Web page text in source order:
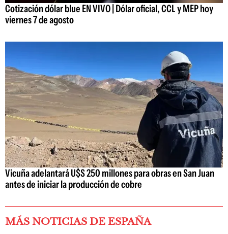
Cotización dólar blue EN VIVO | Dólar oficial, CCL y MEP hoy
viernes 7 de agosto
Vicuña adelantará U$S 250 millones para obras en San Juan
antes de iniciar la producción de cobre
MÁS NOTICIAS DE ESPAÑA